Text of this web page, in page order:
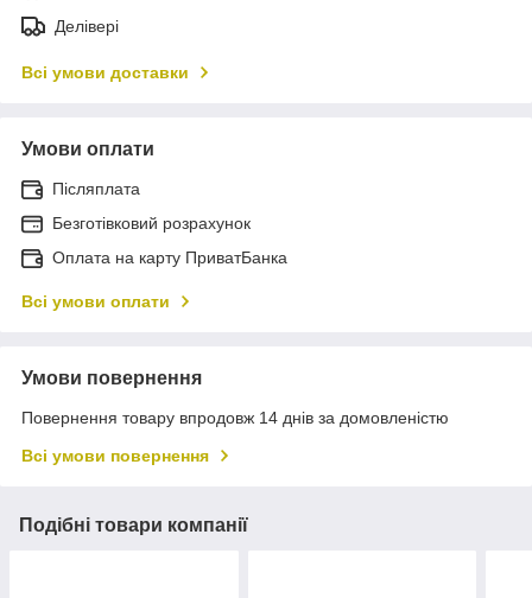
Делівері
Всі умови доставки
Умови оплати
Післяплата
Безготівковий розрахунок
Оплата на карту ПриватБанка
Всі умови оплати
Умови повернення
Повернення товару впродовж 14 днів за домовленістю
Всі умови повернення
Подібні товари компанії